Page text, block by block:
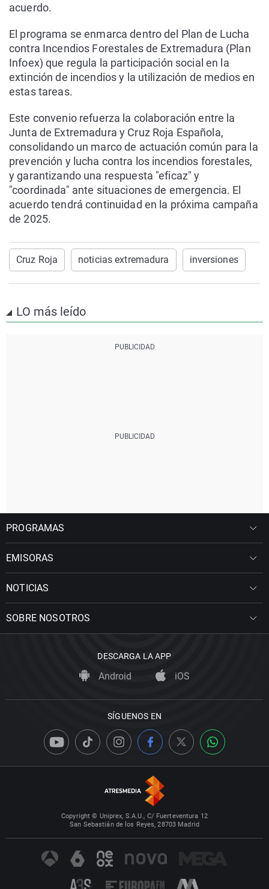
acuerdo.
El programa se enmarca dentro del Plan de Lucha
contra Incendios Forestales de Extremadura (Plan
Infoex) que regula la participación social en la
extinción de incendios y la utilización de medios en
estas tareas.
Este convenio refuerza la colaboración entre la
Junta de Extremadura y Cruz Roja Española,
consolidando un marco de actuación común para la
prevención y lucha contra los incendios forestales,
y garantizando una respuesta "eficaz" y
"coordinada" ante situaciones de emergencia. El
acuerdo tendrá continuidad en la próxima campaña
de 2025.
Cruz Roja noticias extremadura inversiones
LO más leído
PROGRAMAS
EMISORAS
NOTICIAS
SOBRE NOSOTROS
DESCARGA LA APP
Android iOS
SÍGUENOS EN
Copyright © Uniprex, S.A.U., C/ Fuerteventura 12
San Sebastián de los Reyes, 28703 Madrid